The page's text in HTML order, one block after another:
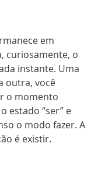
curiosamente, o
instante. Uma
outra, você
o momento
estado “ser” e
o modo fazer. A
é existir.